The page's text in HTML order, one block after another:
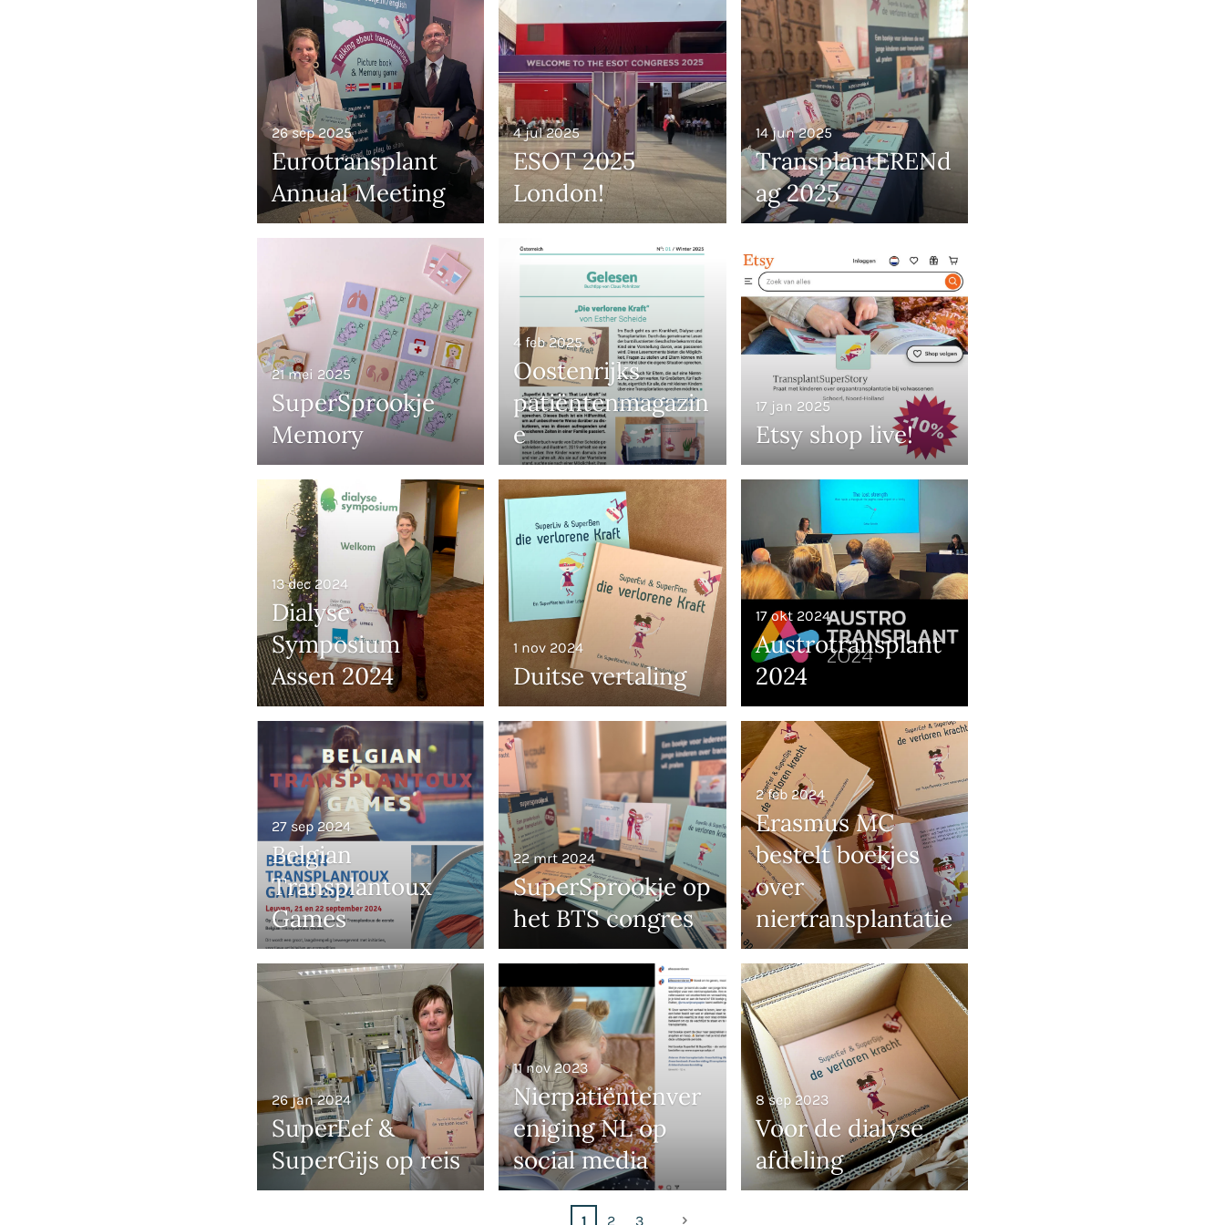
Eurotransplant
Annual Meeting
26 sep 2025
ESOT 2025
London!
4 jul 2025
TransplantERENd
ag 2025
14 jun 2025
SuperSprookje
Memory
21 mei 2025
Oostenrijks
patiëntenmagazin
e
4 feb 2025
Etsy shop live!
17 jan 2025
Dialyse
Symposium
Assen 2024
13 dec 2024
Duitse vertaling
1 nov 2024
Austrotransplant
2024
17 okt 2024
Belgian
Transplantoux
Games
27 sep 2024
SuperSprookje op
het BTS congres
22 mrt 2024
Erasmus MC
bestelt boekjes
over
niertransplantatie
2 feb 2024
SuperEef &
SuperGijs op reis
26 jan 2024
Nierpatiëntenver
eniging NL op
social media
11 nov 2023
Voor de dialyse
afdeling
8 sep 2023
1 2 3